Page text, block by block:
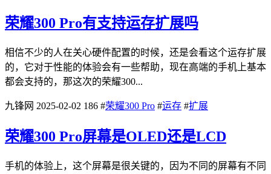
荣耀300 Pro有支持运存扩展吗
相信不少的人在关心硬件配置的时候，还是会看这个运存扩展
的，它对于性能的体验会有一些帮助，现在高端的手机上基本
都会支持的，那这次的荣耀300...
九锋网 2025-02-02 186 #荣耀300 Pro #运存 #扩展
荣耀300 Pro屏幕是OLED还是LCD
手机的体验上，这个屏幕是很关键的，因为不同的屏幕有不同